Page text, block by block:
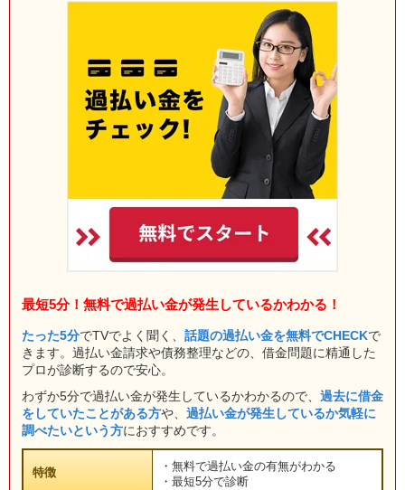
最短5分！無料で過払い金が発生しているかわかる！
たった5分でTVでよく聞く、 話題の過払い金を無料でCHECKで
きます。過払い金請求や債務整理などの、借金問題に精通した
プロが診断するので安心。
わずか5分で過払い金が発生しているかわかるので、 過去に借金
をしていたことがある方や、 過払い金が発生しているか気軽に
調べたいという方におすすめです。
特徴
・無料で過払い金の有無がわかる
・最短5分で診断